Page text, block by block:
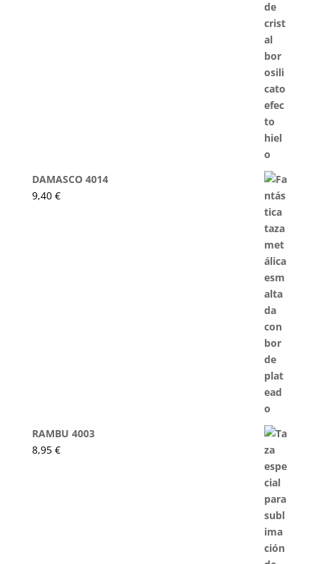
DAMASCO 4014
9,40 €
RAMBU 4003
8,95 €